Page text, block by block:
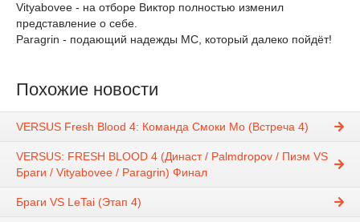
Vityabovee - на отборе Виктор полностью изменил
представление о себе.
Paragrin - подающий надежды МС, который далеко пойдёт!
Похожие новости
VERSUS Fresh Blood 4: Команда Смоки Мо (Встреча 4)
VERSUS: FRESH BLOOD 4 (Династ / Palmdropov / Пиэм VS
Браги / Vityabovee / Paragrin) Финал
Браги VS LeTai (Этап 4)